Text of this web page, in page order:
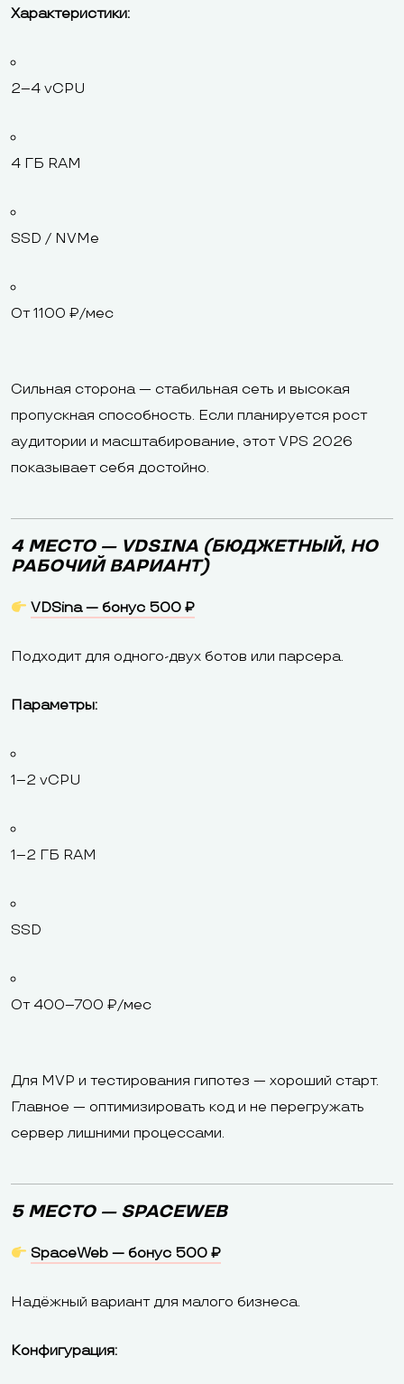
Характеристики:
2–4 vCPU
4 ГБ RAM
SSD / NVMe
От 1100 ₽/мес
Сильная сторона — стабильная сеть и высокая
пропускная способность. Если планируется рост
аудитории и масштабирование, этот VPS 2026
показывает себя достойно.
4 МЕСТО — VDSINA (БЮДЖЕТНЫЙ, НО
РАБОЧИЙ ВАРИАНТ)
VDSina — бонус 500 ₽
Подходит для одного-двух ботов или парсера.
Параметры:
1–2 vCPU
1–2 ГБ RAM
SSD
От 400–700 ₽/мес
Для MVP и тестирования гипотез — хороший старт.
Главное — оптимизировать код и не перегружать
сервер лишними процессами.
5 МЕСТО — SPACEWEB
SpaceWeb — бонус 500 ₽
Надёжный вариант для малого бизнеса.
Конфигурация: